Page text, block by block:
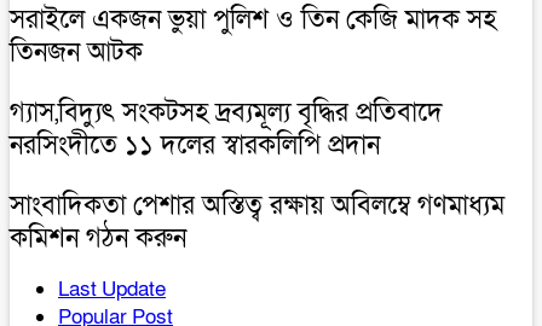
সরাইলে একজন ভুয়া পুলিশ ও তিন কেজি মাদক সহ
তিনজন আটক
গ্যাস,বিদ্যুৎ সংকটসহ দ্রব্যমূল্য বৃদ্ধির প্রতিবাদে
নরসিংদীতে ১১ দলের স্বারকলিপি প্রদান
সাংবাদিকতা পেশার অস্তিত্ব রক্ষায় অবিলম্বে গণমাধ্যম
কমিশন গঠন করুন
Last Update
Popular Post